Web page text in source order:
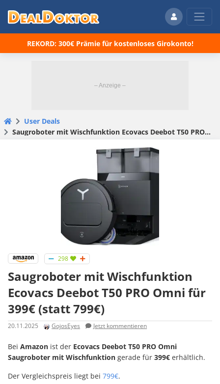
REKORD: 300€ Prämie für kostenloses Girokonto!
User Deals
Saugroboter mit Wischfunktion Ecovacs Deebot T50 PRO Omni für 399€ (statt 799€)
298
Saugroboter mit Wischfunktion
Ecovacs Deebot T50 PRO Omni für
399€ (statt 799€)
20.11.2025 GojosEyes Jetzt kommentieren
Bei Amazon ist der Ecovacs Deebot T50 PRO Omni
Saugroboter mit Wischfunktion gerade für 399€ erhältlich.
Der Vergleichspreis liegt bei 799€.